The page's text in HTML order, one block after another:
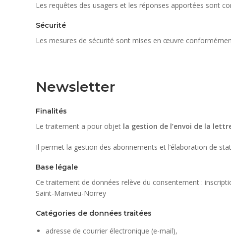
Les requêtes des usagers et les réponses apportées sont
Sécurité
Les mesures de sécurité sont mises en œuvre
Newsletter
Finalités
Le traitement a pour objet la gestion de l’envoi de la
Il permet la gestion des abonnements et l’élaboration de
Base légale
Ce traitement de données relève du consentement :
Saint-Manvieu-Norrey
Catégories de données traitées
adresse de courrier électronique (e-mail),